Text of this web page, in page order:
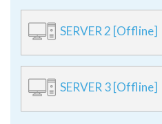
SERVER 2 [Offline]
SERVER 3 [Offline]